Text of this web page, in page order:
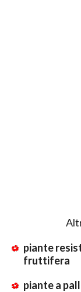
piante
fruttifera
piante a